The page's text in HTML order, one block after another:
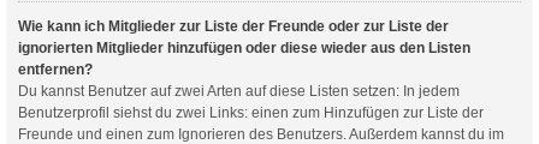
Wie kann ich Mitglieder zur Liste der Freunde oder zur Liste der
ignorierten Mitglieder hinzufügen oder diese wieder aus den Listen
entfernen?
Du kannst Benutzer auf zwei Arten auf diese Listen setzen: In jedem
Benutzerprofil siehst du zwei Links: einen zum Hinzufügen zur Liste der
Freunde und einen zum Ignorieren des Benutzers. Außerdem kannst du im